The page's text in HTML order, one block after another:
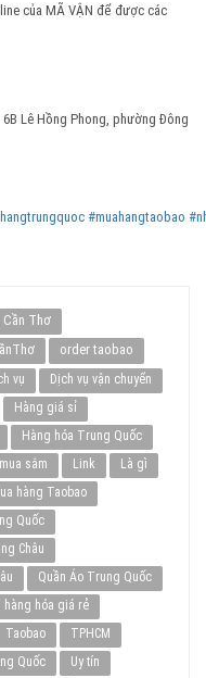
của MÃ VẬN để được các
Lê Hồng Phong, phường Đông
#muahangtaobao
Thơ
order taobao
vụ
Dịch vụ vận chuyển
Hàng giá sỉ
Hàng hóa Trung Quốc
sắm Link
Là gì
hàng Taobao
Quốc
Châu
Quần Áo Trung Quốc
hàng hóa giá rẻ
Taobao
TPHCM
Quốc
Uy tín